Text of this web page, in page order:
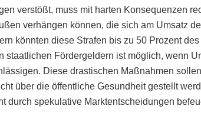
verstößt, muss mit harten Konsequenzen
verhängen können, die sich am Umsatz
könnten diese Strafen bis zu 50 Prozent
staatlichen Fördergeldern ist möglich, wenn
Diese drastischen Maßnahmen
über die öffentliche Gesundheit gestellt
durch spekulative Marktentscheidungen